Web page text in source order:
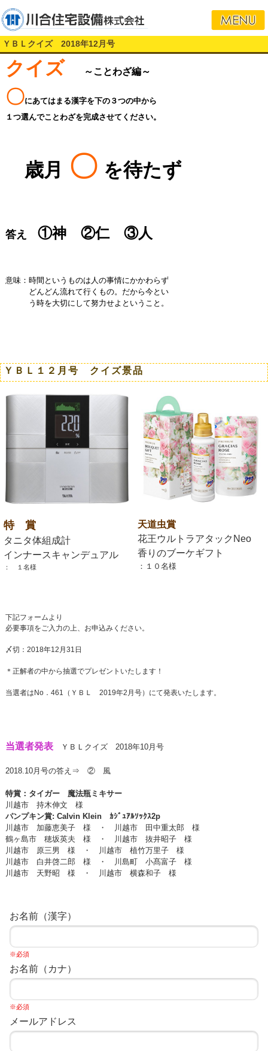
ＹＢＬクイズ 2018年12月号
クイズ ～ことわざ編～
〇にあてはまる漢字を下の３つの中から
１つ選んでことわざを完成させてください。
歳月 〇 を待たず
答え ①神 ②仁 ③人
意味：時間というものは人の事情にかかわらず
どんどん流れて行くもの。だから今とい
う時を大切にして努力せよということ。
ＹＢＬ１２月号 クイズ景品
特 賞
タニタ体組成計
インナースキャンデュアル
： １名様
天道虫賞
花王ウルトラアタックNeo
香りのブーケギフト
：１０名様
下記フォームより
必要事項をご入力の上、お申込みください。
〆切：2018年12月31日
＊正解者の中から抽選でプレゼントいたします！
当選者はNo．461（ＹＢＬ 2019年2月号）にて発表いたします。
当選者発表 ＹＢＬクイズ 2018年10月号
2018.10月号の答え⇒ ② 風
特賞：タイガー 魔法瓶ミキサー
川越市 持木伸文 様
パンプキン賞: Calvin Klein ｶｼﾞｭｱﾙｿｯｸｽ2p
川越市 加藤恵美子 様 ・ 川越市 田中重太郎 様
鶴ヶ島市 穂坂英夫 様 ・ 川越市 抜井昭子 様
川越市 原三男
様 ・ 川越市 植竹万里子 様
川越市 白井啓二郎 様 ・ 川島町 小髙富子 様
川越市 天野昭 様 ・ 川越市 横森和子 様
お名前（漢字）
※必須
お名前（カナ）
※必須
メールアドレス